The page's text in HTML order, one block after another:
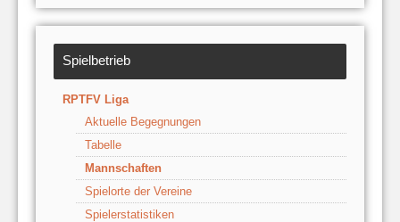
Spielbetrieb
RPTFV Liga
Aktuelle Begegnungen
Tabelle
Mannschaften
Spielorte der Vereine
Spielerstatistiken